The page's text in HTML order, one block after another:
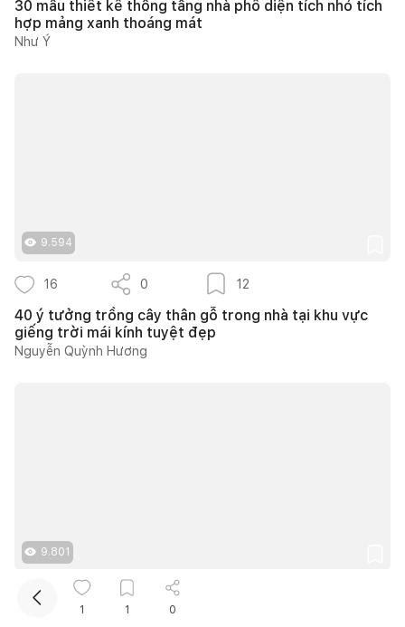
30 mẫu thiết kế thông tầng nhà phố diện tích nhỏ tích
hợp mảng xanh thoáng mát
Như Ý
9.594
16 0 12
40 ý tưởng trồng cây thân gỗ trong nhà tại khu vực
giếng trời mái kính tuyệt đẹp
Nguyễn Quỳnh Hương
9.801
1 1 0